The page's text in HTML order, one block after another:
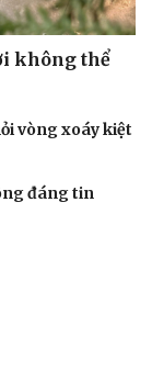
không thể
vòng xoáy kiệt
đáng tin